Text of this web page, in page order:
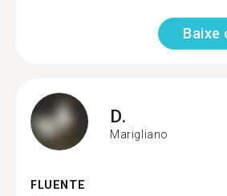
Baixe
D.
Marigliano
FLUENTE